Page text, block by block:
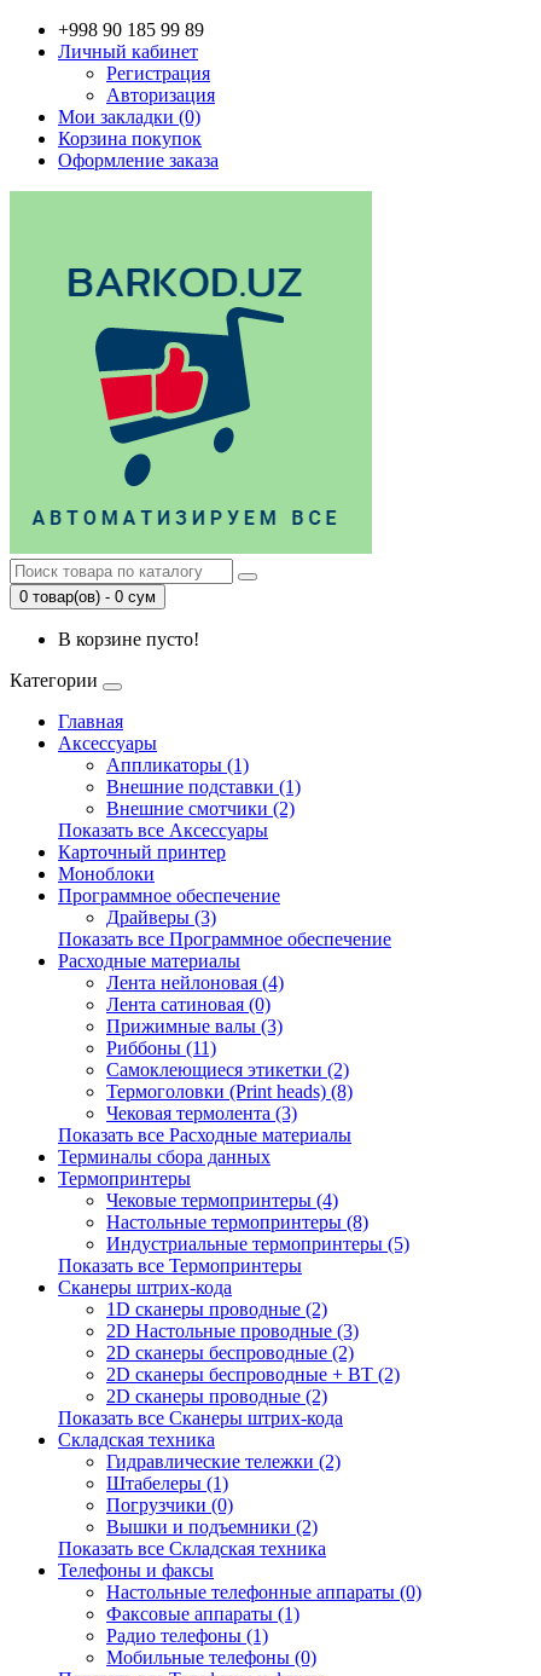
+998 90 185 99 89
Личный кабинет
Регистрация
Авторизация
Мои закладки (0)
Корзина покупок
Оформление заказа
0 товар(ов) - 0 сум
В корзине пусто!
Категории
Главная
Аксессуары
Аппликаторы (1)
Внешние подставки (1)
Внешние смотчики (2)
Показать все Аксессуары
Карточный принтер
Моноблоки
Программное обеспечение
Драйверы (3)
Показать все Программное обеспечение
Расходные материалы
Лента нейлоновая (4)
Лента сатиновая (0)
Прижимные валы (3)
Риббоны (11)
Самоклеющиеся этикетки (2)
Термоголовки (Print heads) (8)
Чековая термолента (3)
Показать все Расходные материалы
Терминалы сбора данных
Термопринтеры
Чековые термопринтеры (4)
Настольные термопринтеры (8)
Индустриальные термопринтеры (5)
Показать все Термопринтеры
Сканеры штрих-кода
1D сканеры проводные (2)
2D Настольные проводные (3)
2D сканеры беспроводные (2)
2D сканеры беспроводные + BT (2)
2D сканеры проводные (2)
Показать все Сканеры штрих-кода
Складская техника
Гидравлические тележки (2)
Штабелеры (1)
Погрузчики (0)
Вышки и подъемники (2)
Показать все Складская техника
Телефоны и факсы
Настольные телефонные аппараты (0)
Факсовые аппараты (1)
Радио телефоны (1)
Мобильные телефоны (0)